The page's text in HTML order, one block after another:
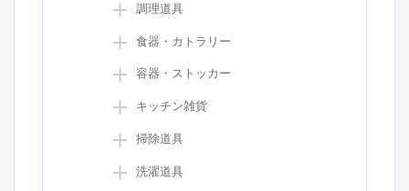
調理道具
食器・カトラリー
容器・ストッカー
キッチン雑貨
掃除道具
洗濯道具